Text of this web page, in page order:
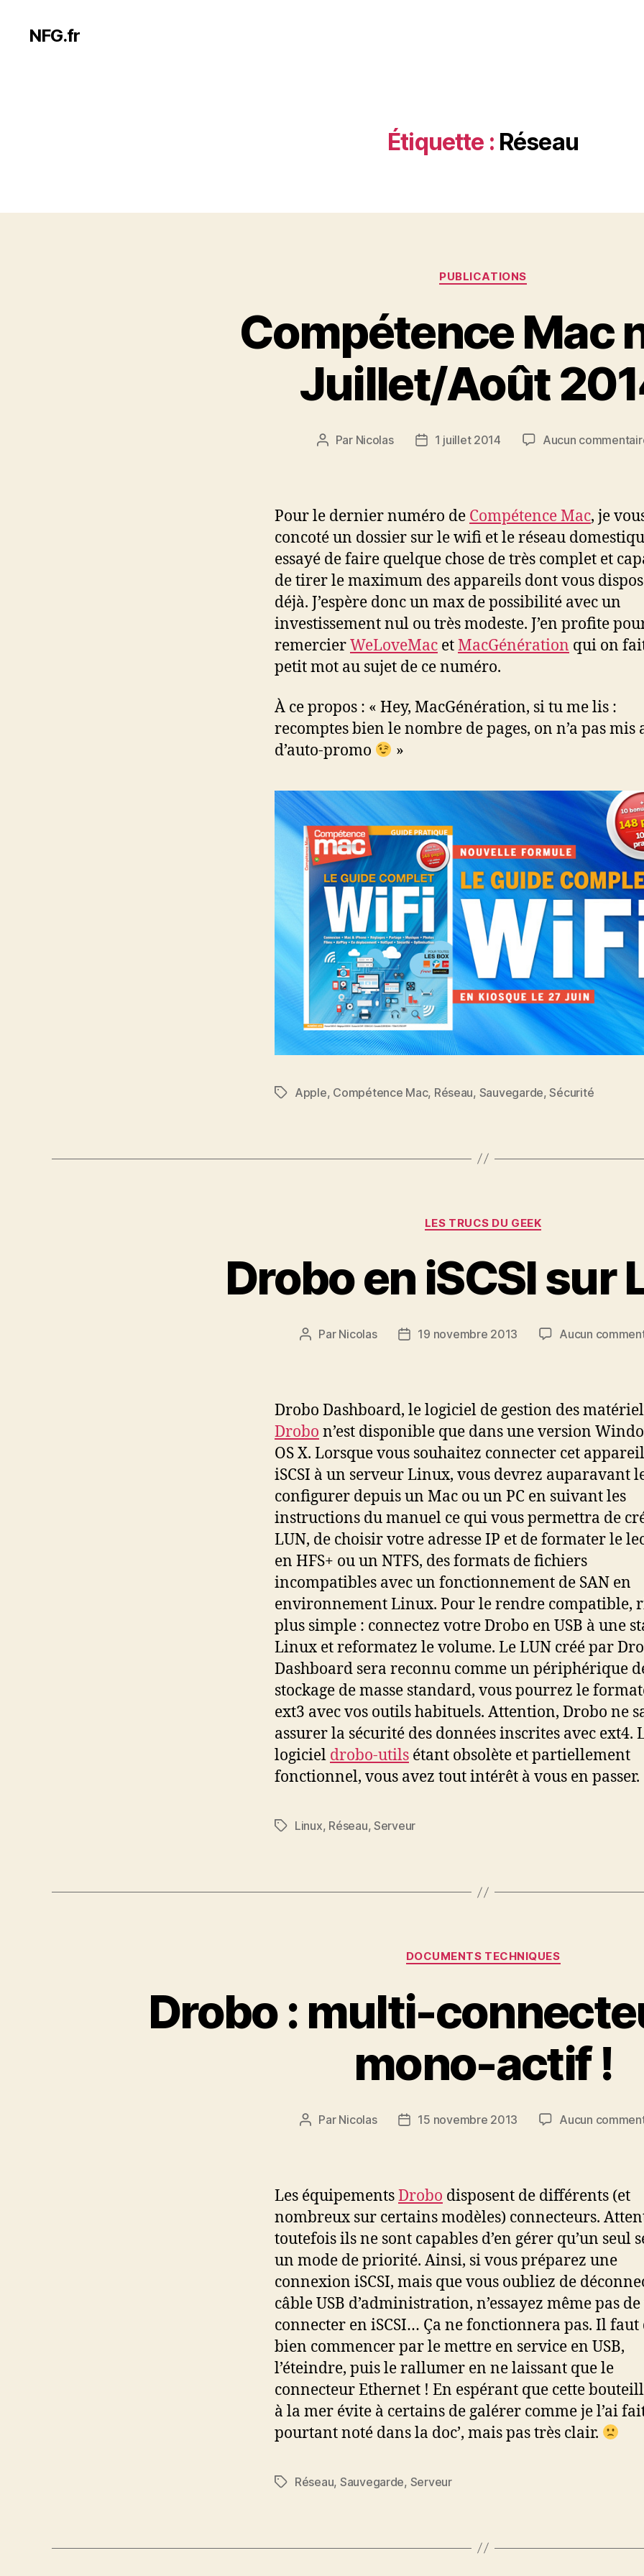
NFG.fr
Étiquette : Réseau
Catégories
PUBLICATIONS
Compétence Mac
Juillet/Août
Auteur
Par Nicolas
Date1 juillet 2014 Aucun
Pour le dernier numéro de Compétence Mac, je
concoté un dossier sur le wifi et le réseau
essayé de faire quelque chose de très complet et
de tirer le maximum des appareils dont vous
déjà. J’espère donc un max de possibilité avec un
investissement nul ou très modeste. J’en profite
remercierWeLoveMac etMacGénération qui on
petit mot au sujet de ce numéro.
À ce propos : « Hey, MacGénération, si tu me lis :
recomptes bien le nombre de pages, on n’a pas mis
d’auto-promo
»
Étiquettes
Apple, Compétence Mac, Réseau, Sauvegarde,Sécurité
Catégories
LES TRUCS DU GEEK
Drobo en iSCSI sur
Auteur
Par Nicolas
Date19 novembre 2013 Aucun
Drobo Dashboard, le logiciel de gestion des
Drobo n’est disponible que dans une version
OS X. Lorsque vous souhaitez connecter cet
iSCSI à un serveur Linux, vous devrez auparavant
configurer depuis un Mac ou un PC en suivant les
instructions du manuel ce qui vous permettra de
LUN, de choisir votre adresse IP et de formater le
en HFS+ ou un NTFS, des formats de fichiers
incompatibles avec un fonctionnement de SAN en
environnement Linux. Pour le rendre compatible,
plus simple : connectez votre Drobo en USB à une
Linux et reformatez le volume. Le LUN créé par
Dashboard sera reconnu comme un périphérique
stockage de masse standard, vous pourrez le
ext3 avec vos outils habituels. Attention, Drobo ne
assurer la sécurité des données inscrites avec ext4.
logiciel drobo-utils étant obsolète et partiellement
fonctionnel, vous avez tout intérêt à vous en passer.
Étiquettes
Linux, Réseau, Serveur
Catégories
DOCUMENTS TECHNIQUES
Drobo : multi-
mono-actif !
Auteur
Par Nicolas
Date15 novembre 2013 Aucun
Les équipementsDrobo disposent de différents (et
nombreux sur certains modèles) connecteurs.
toutefois ils ne sont capables d’en gérer qu’un seul
un mode de priorité. Ainsi, si vous préparez une
connexion iSCSI, mais que vous oubliez de
câble USB d’administration, n’essayez même pas
connecter en iSCSI… Ça ne fonctionnera pas. Il faut
bien commencer par le mettre en service en USB,
l’éteindre, puis le rallumer en ne laissant que le
connecteur Ethernet ! En espérant que cette
à la mer évite à certains de galérer comme je l’ai fait
pourtant noté dans la doc’, mais pas très clair.
Étiquettes
Réseau, Sauvegarde, Serveur